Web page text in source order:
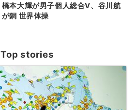
橋本大輝が男子個人総合V、谷川航
が銅 世界体操
Top stories